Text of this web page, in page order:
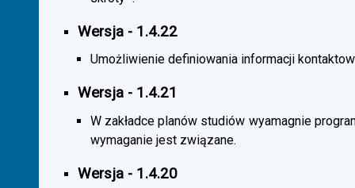
Wersja - 1.4.22
Umożliwienie definiowania informacji
Wersja - 1.4.21
W zakładce planów studiów wyamagnie
wymaganie jest związane.
Wersja - 1.4.20